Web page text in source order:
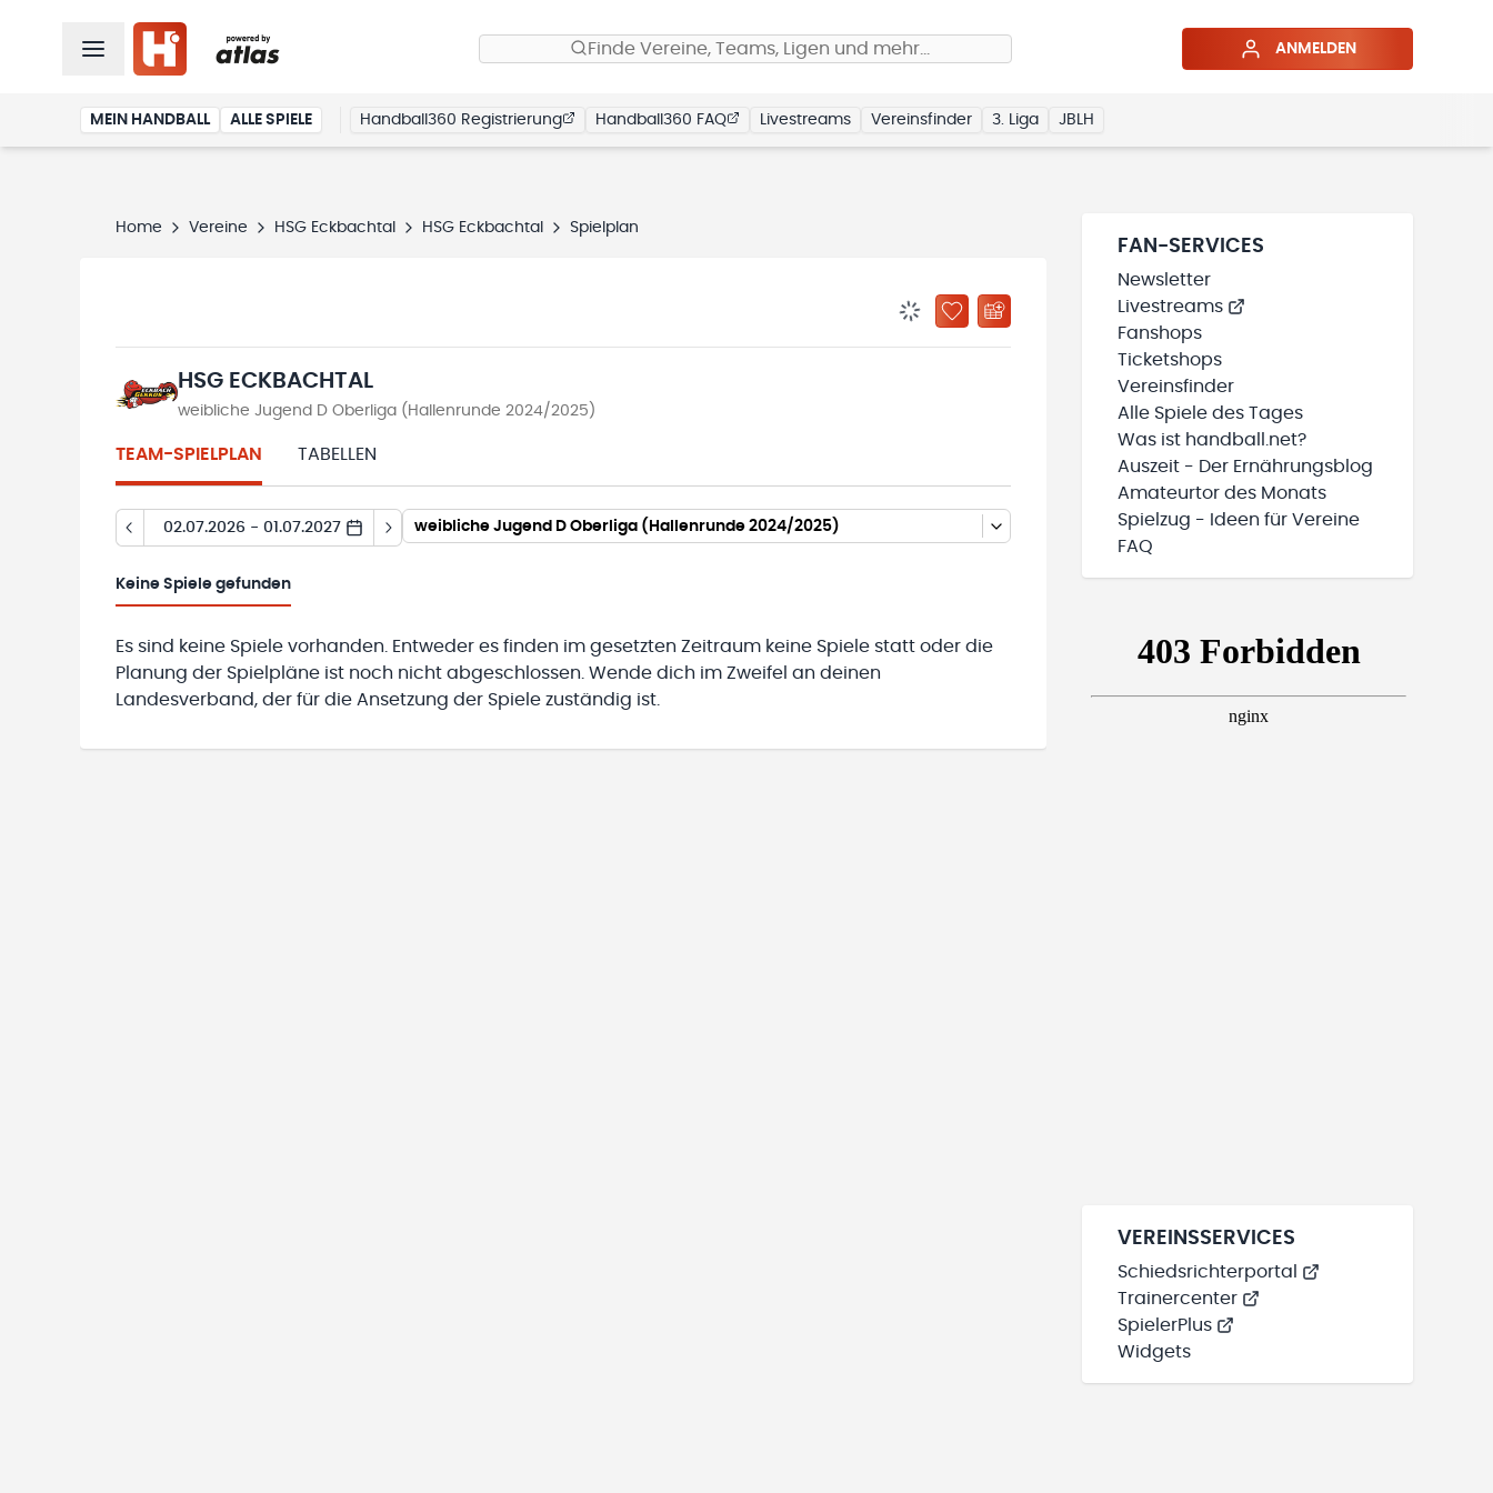
Finde Vereine, Teams, Ligen und mehr… ANMELDEN
MEIN HANDBALL ALLE SPIELE Handball360 Registrierung Handball360 FAQ Livestreams Vereinsfinder 3. Liga JBLH
Home Vereine HSG Eckbachtal HSG Eckbachtal Spielplan
BENACHRICHTIGUNGSSTATUS WIRD GELADEN
ZU „MEINE TEAMS“ HINZUFÜGEN
HSG ECKBACHTAL
weibliche Jugend D Oberliga (Hallenrunde 2024/2025)
TEAM-SPIELPLAN TABELLEN
02.07.2026 - 01.07.2027 weibliche Jugend D Oberliga (Hallenrunde 2024/2025)
Keine Spiele gefunden
Es sind keine Spiele vorhanden. Entweder es finden im gesetzten Zeitraum keine Spiele statt oder die
Planung der Spielpläne ist noch nicht abgeschlossen. Wende dich im Zweifel an deinen
Landesverband, der für die Ansetzung der Spiele zuständig ist.
FAN-SERVICES
Newsletter
Livestreams
Fanshops
Ticketshops
Vereinsfinder
Alle Spiele des Tages
Was ist handball.net?
Auszeit - Der Ernährungsblog
Amateurtor des Monats
Spielzug - Ideen für Vereine
FAQ
VEREINSSERVICES
Schiedsrichterportal
Trainercenter
SpielerPlus
Widgets